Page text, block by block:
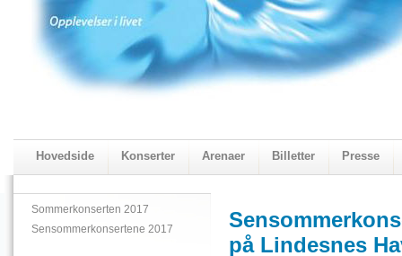
Hovedside Konserter Arenaer Billetter Presse
2018 Programmet Visningskatalogen 2018
Sommerkonserten 2017
Sensommerkonsertene 2017
på Lindesnes